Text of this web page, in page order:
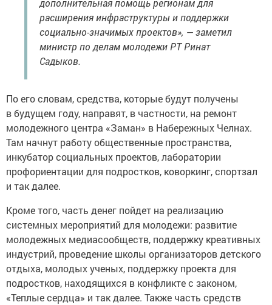
дополнительная помощь регионам для
расширения инфраструктуры и поддержки
социально-значимых проектов», — заметил
министр по делам молодежи РТ Ринат
Садыков.
По его словам, средства, которые будут получены
в будущем году, направят, в частности, на ремонт
молодежного центра «Заман» в Набережных Челнах.
Там начнут работу общественные пространства,
инкубатор социальных проектов, лаборатории
профориентации для подростков, коворкинг, спортзал
и так далее.
Кроме того, часть денег пойдет на реализацию
системных мероприятий для молодежи: развитие
молодежных медиасообществ, поддержку креативных
индустрий, проведение школы организаторов детского
отдыха, молодых ученых, поддержку проекта для
подростков, находящихся в конфликте с законом,
«Теплые сердца» и так далее. Также часть средств